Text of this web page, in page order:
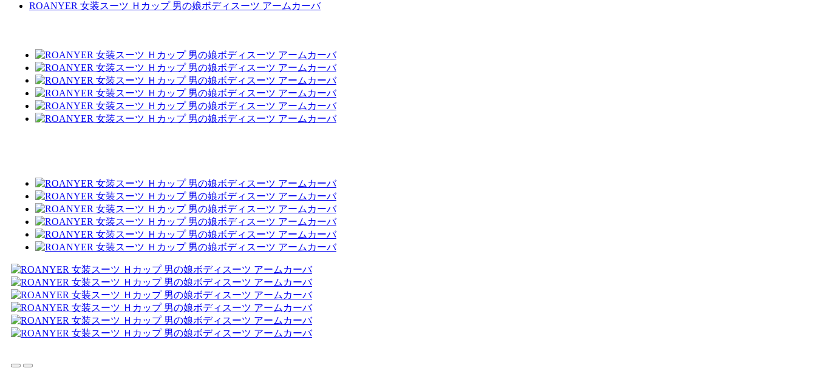
ROANYER 女装スーツ Ｈカップ 男の娘ボディスーツ アームカーバ